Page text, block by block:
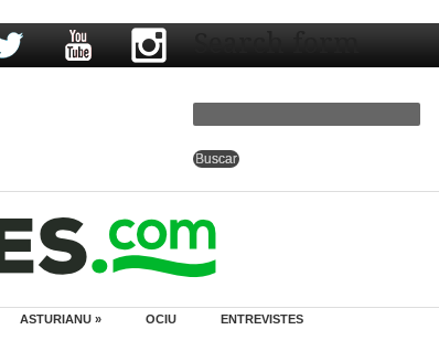
Search form
ASTURIANU » OCIU ENTREVISTES